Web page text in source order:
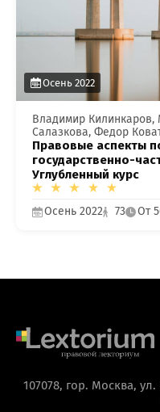
Осень 2022
Владимир Килинкаров,
Салазкова, Федор
Правовые аспекты
государственно-
Углубленный курс
Осень 2022 73 От
кнопку
107078, гор. Москва,